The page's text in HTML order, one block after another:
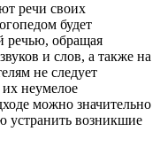
речи своих
будет
речью, обращая
и слов, а также на
не следует
неумелое
можно значительно
устранить возникшие